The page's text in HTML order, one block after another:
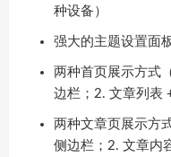
种设备）
强大的主题设置面
两种首页展示方式
边栏；2. 文章列表
两种文章页展示方
侧边栏；2. 文章内